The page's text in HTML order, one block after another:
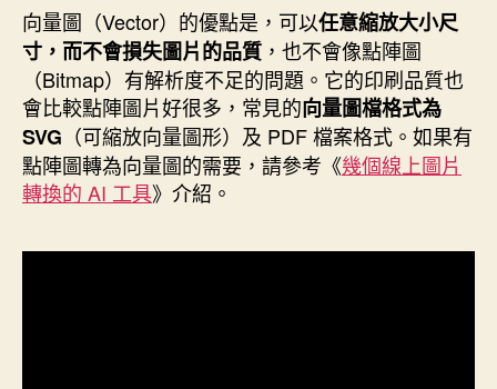
者
佈
期
向量圖（Vector）的優點是，可以任意縮放大小尺
寸，而不會損失圖片的品質 ，也不會像點陣圖
（Bitmap）有解析度不足的問題。它的印刷品質也
會比較點陣圖片好很多，常見的向量圖檔格式為
SVG （可縮放向量圖形）及 PDF 檔案格式。如果有
點陣圖轉為向量圖的需要，請參考《幾個線上圖片
轉換的 AI 工具》介紹。